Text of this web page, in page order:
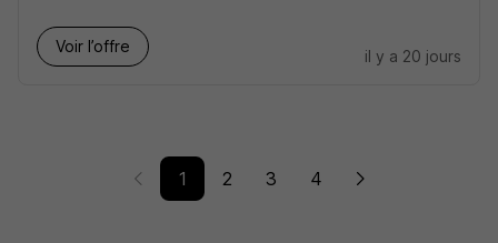
Voir l’offre
il y a 20 jours
1 2 3 4